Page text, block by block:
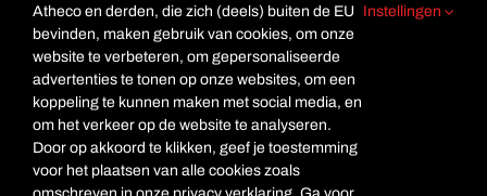
Za: Gesloten
Zo. Gesloten
Atheco en derden, die zich (deels) buiten de EU
bevinden, maken gebruik van cookies, om onze
website te verbeteren, om gepersonaliseerde
advertenties te tonen op onze websites, om een
koppeling te kunnen maken met social media, en
om het verkeer op de website te analyseren.
Door op akkoord te klikken, geef je toestemming
voor het plaatsen van alle cookies zoals
Instellingen